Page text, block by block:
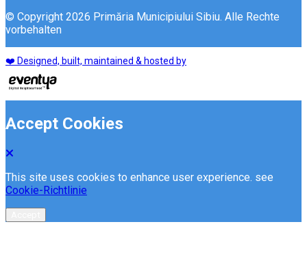
© Copyright 2026 Primăria Municipiului Sibiu. Alle Rechte
vorbehalten
❤️ Designed, built, maintained & hosted by
Accept Cookies
This site uses cookies to enhance user experience. see
Cookie-Richtlinie